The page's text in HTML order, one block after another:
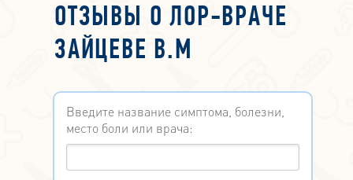
ОТЗЫВЫ О ЛОР-ВРАЧЕ
ЗАЙЦЕВЕ В.М
Введите название симптома, болезни,
место боли или врача: